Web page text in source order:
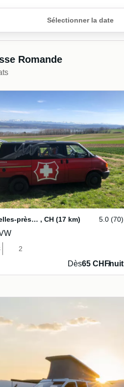
Sélectionner la date
Romande
Corcelles-près-Payerne , CH (17 km) 5.0 (70)
2
Dès65 CHF/nuit